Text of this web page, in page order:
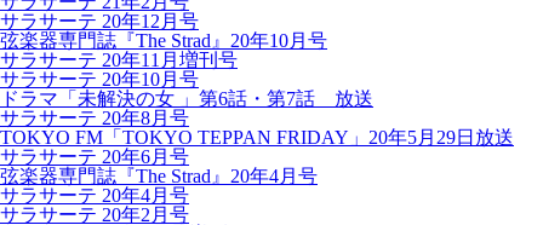
サラサーテ 20年12月号
弦楽器専門誌『The Strad』20年10月号
サラサーテ 20年11月増刊号
サラサーテ 20年10月号
ドラマ「未解決の女 」第6話・第7話 放送
サラサーテ 20年8月号
TOKYO FM「TOKYO TEPPAN FRIDAY」20年5月29日放送
サラサーテ 20年6月号
弦楽器専門誌『The Strad』20年4月号
サラサーテ 20年4月号
サラサーテ 20年2月号